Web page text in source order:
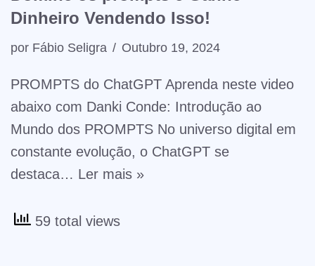
Dinheiro Vendendo Isso!
por Fábio Seligra Outubro 19, 2024
PROMPTS do ChatGPT Aprenda neste video
abaixo com Danki Conde: Introdução ao
Mundo dos PROMPTS No universo digital em
constante evolução, o ChatGPT se
destaca… Ler mais »
59 total views